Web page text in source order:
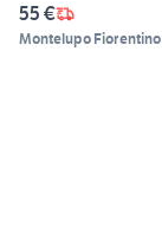
55 €
Montelupo Fiorentino